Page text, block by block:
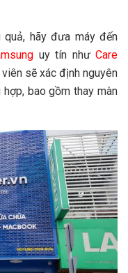
quả, hãy đưa máy đến
uy tín như Care
sẽ xác định nguyên
bao gồm thay màn